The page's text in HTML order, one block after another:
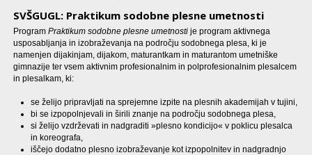
SVŠGUGL: Praktikum sodobne plesne umetnosti
Program Praktikum sodobne plesne umetnostije program aktivnega
usposabljanja in izobraževanja na področju sodobnega plesa, ki je
namenjen dijakinjam, dijakom, maturantkam in maturantom umetniške
gimnazije ter vsem aktivnim profesionalnim in polprofesionalnim plesalcem
in plesalkam, ki:
se želijo pripravljati na sprejemne izpite na plesnih akademijah v tujini,
bi se izpopolnjevali in širili znanje na področju sodobnega plesa,
si želijo vzdrževati in nadgraditi »plesno kondicijo« v poklicu plesalca
in koreografa,
iščejo dodatno plesno izobraževanje kot izpopolnitev in nadgradnjo